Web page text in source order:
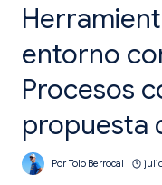
entorno
Procesos
propuesta
Por Tolo Berrocal julio